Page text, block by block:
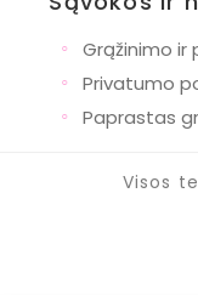
◦
Grąžinimo ir
◦ Privatumo
◦ Paprastas
Visos